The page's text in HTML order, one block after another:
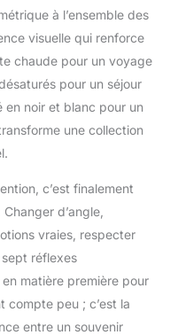
et ainsi de suite. Taux de
de 266 PPS + résolution
de 5080 LPI + hauteur de
lecture du stylo de 10 mm +
zone active de 16,5 x 10,2 cm :
taille est plus portable et
sac d'ordinateur portable au
à l'école et en voyage.
Mais il est également assez
conception d'animation, etc.
Design humanisé : 4 pieds en
caoutchouc sont créés pour
la stabilité de la tablette
les pantoufles. 【Support
et droitier】-- Réglez
du pilote GAOMON
pour régler le mode main
gauche.
10.10 et les versions
Tool SAI, Adobe, etc.
à l’ensemble des
visuelle qui renforce
chaude pour un voyage
pour un séjour
en noir et blanc pour un
une collection
c’est finalement
d’angle,
vraies, respecter
réflexes
matière première pour
compte peu ; c’est la
entre un souvenir